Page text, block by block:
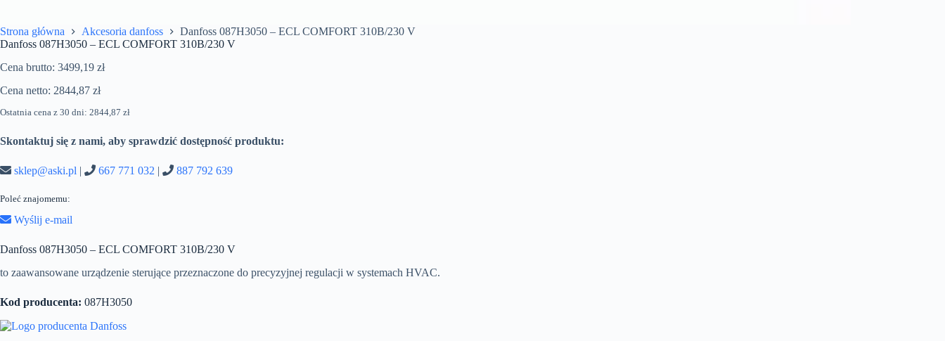
Strona główna Akcesoria danfoss
Danfoss 087H3050 – ECL COMFORT 310B/230 V
Danfoss 087H3050 – ECL COMFORT 310B/230 V
Cena brutto: 3499,19 zł
Cena netto: 2844,87 zł
Ostatnia cena z 30 dni: 2844,87 zł
Skontaktuj się z nami, aby sprawdzić dostępność produktu:
sklep@aski.pl | 667 771 032 | 887 792 639
Poleć znajomemu:
Wyślij e-mail
Danfoss 087H3050 – ECL COMFORT 310B/230 V
to zaawansowane urządzenie sterujące przeznaczone do precyzyjnej regulacji w systemach HVAC.
Kod producenta: 087H3050